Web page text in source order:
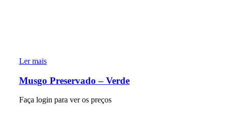
Ler mais
Musgo Preservado – Verde
Faça login para ver os preços